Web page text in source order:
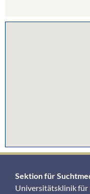
Sektion für
Universitätsklinik für